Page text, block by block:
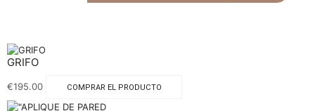
GRIFO
€195.00 COMPRAR EL PRODUCTO